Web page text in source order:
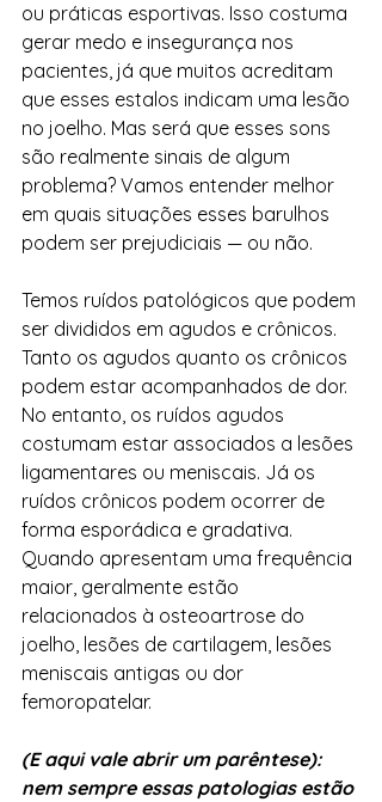
ou práticas esportivas. Isso costuma
gerar medo e insegurança nos
pacientes, já que muitos acreditam
que esses estalos indicam uma lesão
no joelho. Mas será que esses sons
são realmente sinais de algum
problema? Vamos entender melhor
em quais situações esses barulhos
podem ser prejudiciais — ou não.
Temos ruídos patológicos que podem
ser divididos em agudos e crônicos.
Tanto os agudos quanto os crônicos
podem estar acompanhados de dor.
No entanto, os ruídos agudos
costumam estar associados a lesões
ligamentares ou meniscais. Já os
ruídos crônicos podem ocorrer de
forma esporádica e gradativa.
Quando apresentam uma frequência
maior, geralmente estão
relacionados à osteoartrose do
joelho, lesões de cartilagem, lesões
meniscais antigas ou dor
femoropatelar.
(E aqui vale abrir um parêntese):
nem sempre essas patologias estão